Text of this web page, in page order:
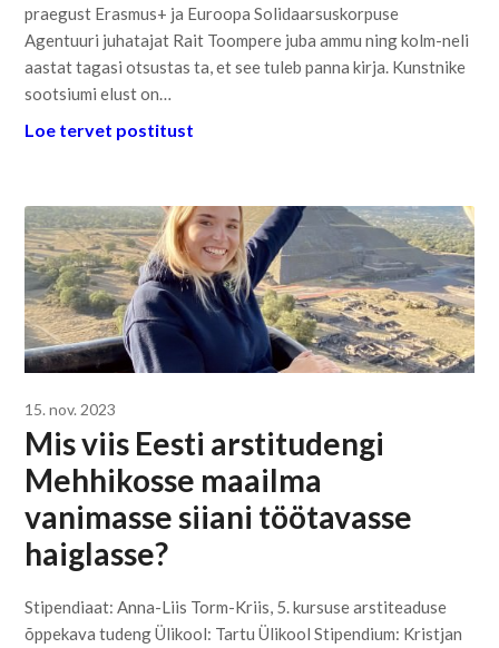
praegust Erasmus+ ja Euroopa Solidaarsuskorpuse
Agentuuri juhatajat Rait Toompere juba ammu ning kolm-neli
aastat tagasi otsustas ta, et see tuleb panna kirja. Kunstnike
sootsiumi elust on…
Loe tervet postitust
15. nov. 2023
Mis viis Eesti arstitudengi
Mehhikosse maailma
vanimasse siiani töötavasse
haiglasse?
Stipendiaat: Anna-Liis Torm-Kriis, 5. kursuse arstiteaduse
õppekava tudeng Ülikool: Tartu Ülikool Stipendium: Kristjan